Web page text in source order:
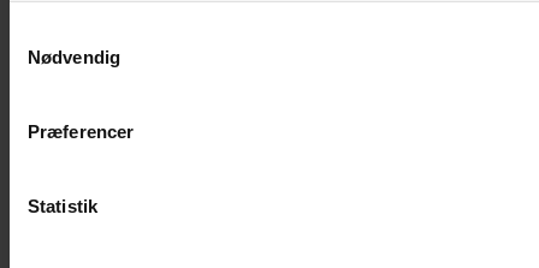
Nødvendig
Præferencer
Statistik